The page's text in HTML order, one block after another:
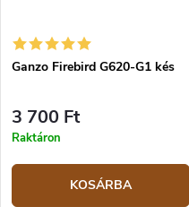
Ganzo Firebird G620-G1 kés
3 700 Ft
Raktáron
KOSÁRBA